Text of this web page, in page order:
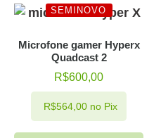
SEMINOVO
Microfone gamer Hyperx
Quadcast 2
R$600,00
R$564,00 no Pix